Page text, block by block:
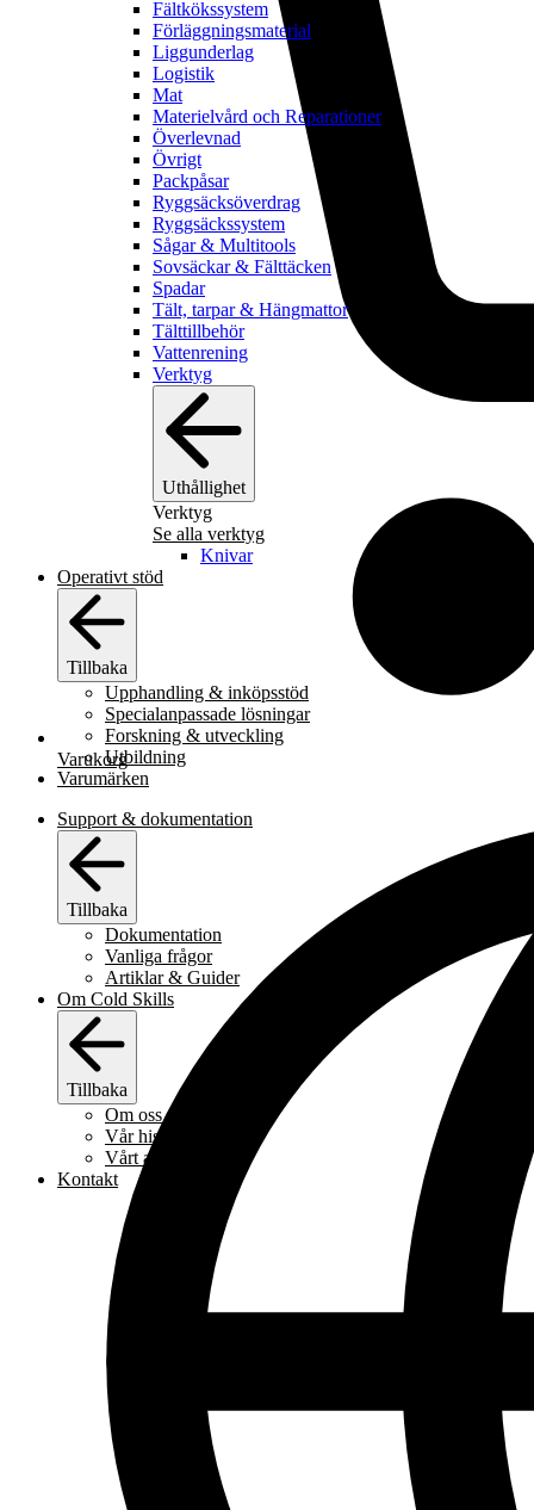
Fältkökssystem
Förläggningsmaterial
Liggunderlag
Logistik
Mat
Materielvård och Reparationer
Överlevnad
Övrigt
Packpåsar
Ryggsäcksöverdrag
Ryggsäckssystem
Sågar & Multitools
Sovsäckar & Fälttäcken
Spadar
Tält, tarpar & Hängmattor
Tälttillbehör
Vattenrening
Verktyg
Uthållighet
Verktyg
Se alla verktyg
Knivar
Operativt stöd
Tillbaka
Upphandling & inköpsstöd
Specialanpassade lösningar
Forskning & utveckling
Utbildning
Varumärken
Support & dokumentation
Tillbaka
Dokumentation
Vanliga frågor
Artiklar & Guider
Om Cold Skills
Tillbaka
Om oss
Vår historia
Vårt arbetssätt
Kontakt
Varukorg